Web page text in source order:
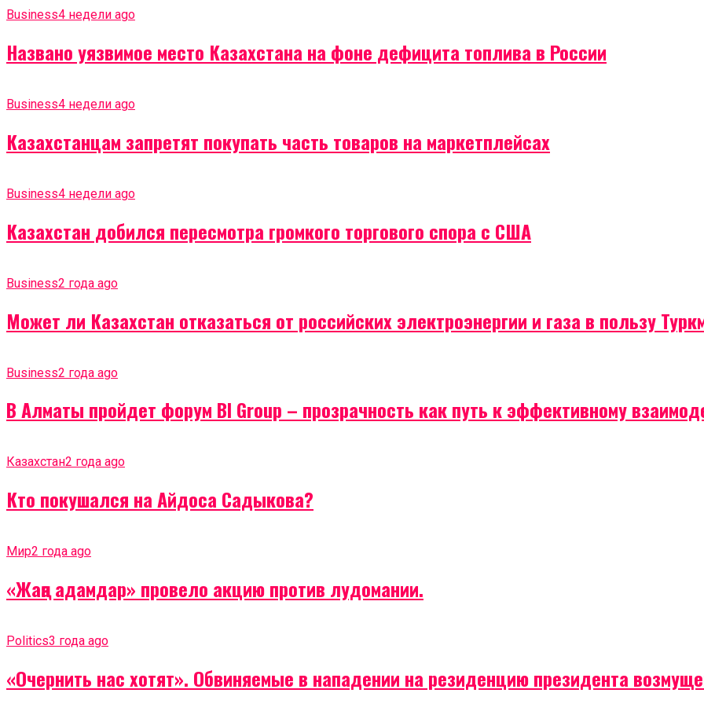
Business4 недели ago
Названо уязвимое место Казахстана на фоне дефицита топлива в России
Business4 недели ago
Казахстанцам запретят покупать часть товаров на маркетплейсах
Business4 недели ago
Казахстан добился пересмотра громкого торгового спора с США
Business2 года ago
Может ли Казахстан отказаться от российских электроэнергии и газа в пользу
Business2 года ago
В Алматы пройдет форум BI Group – прозрачность как путь к эффективному
Казахстан2 года ago
Кто покушался на Айдоса Садыкова?
Мир2 года ago
«Жаңа адамдар» провело акцию против лудомании.
Politics3 года ago
«Очернить нас хотят». Обвиняемые в нападении на резиденцию президента